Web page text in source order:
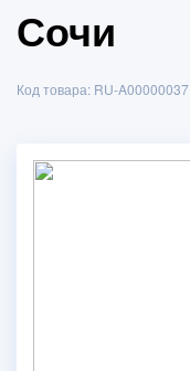
Сочи
Код товара: RU-A00000037